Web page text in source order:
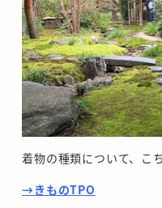
着物の種類について、こ
→きものTPO